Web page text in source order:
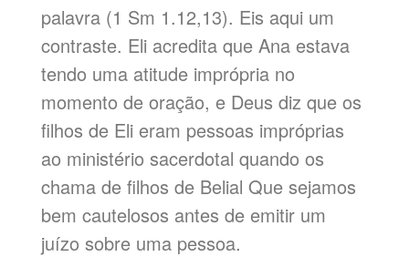
palavra (1 Sm 1.12,13). Eis aqui um
contraste. Eli acredita que Ana estava
tendo uma atitude imprópria no
momento de oração, e Deus diz que os
filhos de Eli eram pessoas impróprias
ao ministério sacerdotal quando os
chama de filhos de Belial Que sejamos
bem cautelosos antes de emitir um
juízo sobre uma pessoa.